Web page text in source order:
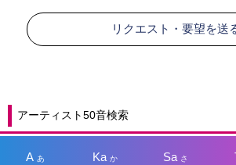
リクエスト・要望を送
アーティスト50音検索
A あ Kaか Sa さ